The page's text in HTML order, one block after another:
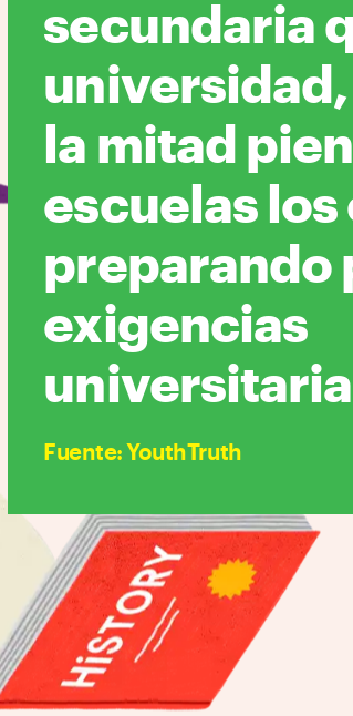
secundaria
la mitad
escuelas los
preparando
exigencias
Fuente: YouthTruth